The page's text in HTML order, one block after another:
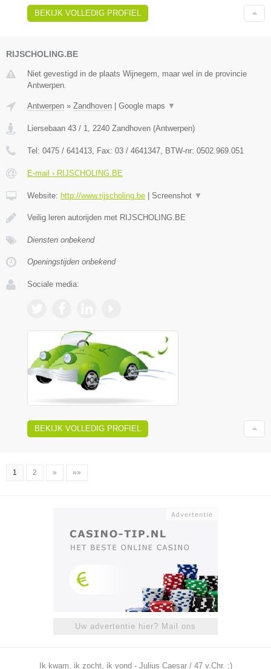
BEKIJK VOLLEDIG PROFIEL
RIJSCHOLING.BE
Niet gevestigd in de plaats Wijnegem, maar wel in de provincie
Antwerpen.
Antwerpen » Zandhoven Google maps ▼
Liersebaan 43 / 1, 2240 Zandhoven (Antwerpen)
Tel: 0475 / 641413, Fax: 03 / 4641347, BTW-nr: 0502.969.051
E-mail › RIJSCHOLING.BE
Website: http://www.rijscholing.be Screenshot ▼
Veilig leren autorijden met RIJSCHOLING.BE
Diensten onbekend
Openingstijden onbekend
Sociale media:
BEKIJK VOLLEDIG PROFIEL
1 2 » »»
Uw advertentie hier? Mail ons
Ik kwam, ik zocht, ik vond - Julius Caesar / 47 v.Chr. ;)